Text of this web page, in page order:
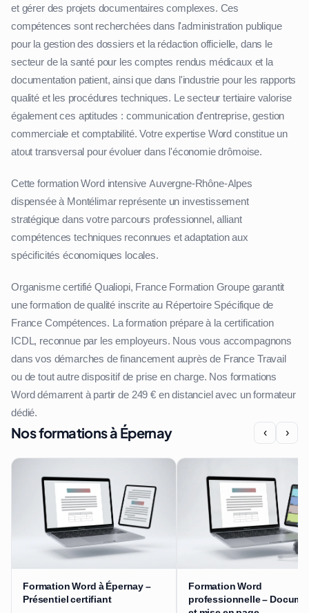
et gérer des projets documentaires complexes. Ces
compétences sont recherchées dans l'administration publique
pour la gestion des dossiers et la rédaction officielle, dans le
secteur de la santé pour les comptes rendus médicaux et la
documentation patient, ainsi que dans l'industrie pour les rapports
qualité et les procédures techniques. Le secteur tertiaire valorise
également ces aptitudes : communication d'entreprise, gestion
commerciale et comptabilité. Votre expertise Word constitue un
atout transversal pour évoluer dans l'économie drômoise.
Cette formation Word intensive Auvergne-Rhône-Alpes
dispensée à Montélimar représente un investissement
stratégique dans votre parcours professionnel, alliant
compétences techniques reconnues et adaptation aux
spécificités économiques locales.
Organisme certifié Qualiopi, France Formation Groupe garantit
une formation de qualité inscrite au Répertoire Spécifique de
France Compétences. La formation prépare à la certification
ICDL, reconnue par les employeurs. Nous vous accompagnons
dans vos démarches de financement auprès de France Travail
ou de tout autre dispositif de prise en charge. Nos formations
Word démarrent à partir de 249 € en distanciel avec un formateur
dédié.
Nos formations à Épernay ‹ ›
Formation Word à Épernay –
Présentiel certifiant
Formation Word
professionnelle –